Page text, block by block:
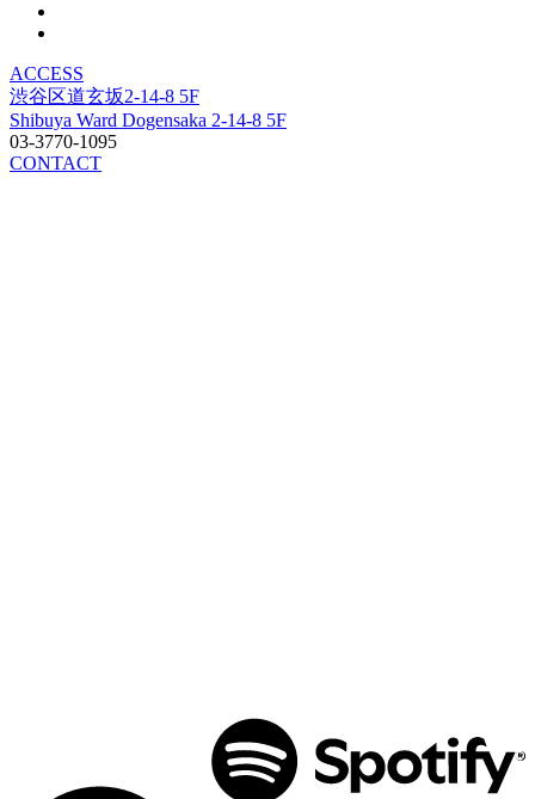
ACCESS
渋谷区道玄坂2-14-8 5F
Shibuya Ward Dogensaka 2-14-8 5F
03-3770-1095
CONTACT